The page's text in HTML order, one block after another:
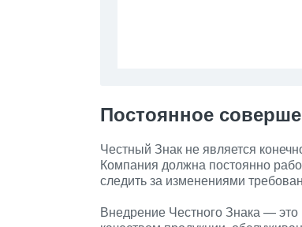
Постоянное
Честный Знак не является
Компания должна постоянно
следить за изменениями
Внедрение Честного Знака —